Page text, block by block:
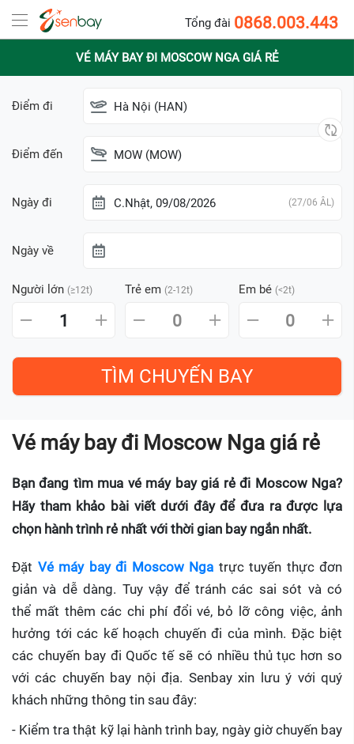
Tổng đài 0868.003.443
VÉ MÁY BAY ĐI MOSCOW NGA GIÁ RẺ
Điểm đi Hà Nội (HAN)
Điểm đến MOW (MOW)
Ngày đi C.Nhật, 09/08/2026 (27/06 ÂL)
Ngày về
Người lớn (≥12t) Trẻ em (2-12t) Em bé (<2t)
1 0 0
Vé máy bay đi Moscow Nga giá rẻ
Bạn đang tìm mua vé máy bay giá rẻ đi Moscow Nga?
Hãy tham khảo bài viết dưới đây để đưa ra được lựa
chọn hành trình rẻ nhất với thời gian bay ngắn nhất.
Đặt Vé máy bay đi Moscow Nga trực tuyến thực đơn
giản và dễ dàng. Tuy vậy để tránh các sai sót và có
thể mất thêm các chi phí đổi vé, bỏ lỡ công việc, ảnh
hưởng tới các kế hoạch chuyến đi của mình. Đặc biệt
các chuyến bay đi Quốc tế sẽ có nhiều thủ tục hơn so
với các chuyến bay nội địa. Senbay xin lưu ý với quý
khách những thông tin sau đây:
- Kiểm tra thật kỹ lại hành trình bay, ngày giờ chuyến bay